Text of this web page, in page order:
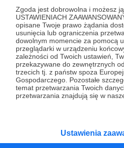
Zgoda jest dobrowolna i możesz
USTAWIENIACH
opisane Twoje prawo żądania
usunięcia lub ograniczenia
dowolnym momencie za pomocą
przeglądarki w urządzeniu
zależności od Twoich ustawień,
przekazywane do zewnętrznych
trzecich tj. z państw spoza
Gospodarczego. Pozostałe
temat przetwarzania Twoich
przetwarzania znajdują się w
Ustawienia
Dołącz do
Wesprzyj działalność Autora
teraz!